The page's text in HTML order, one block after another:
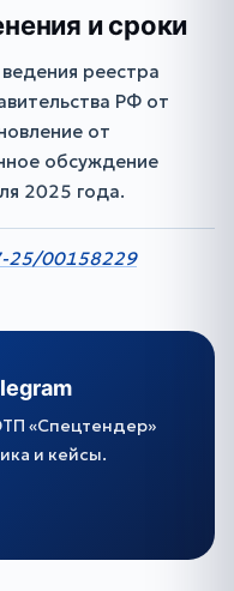
и сроки
реестра
РФ от
от
обсуждение
2025 года.
25/00158229
«Спецтендер»
и кейсы.